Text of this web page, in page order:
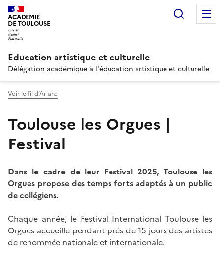
ACADÉMIE
DE TOULOUSE
Education artistique et culturelle
Délégation académique à l'éducation artistique et culturelle
Voir le fil d’Ariane
Toulouse les Orgues |
Festival
Dans le cadre de leur Festival 2025, Toulouse les
Orgues propose des temps forts adaptés à un public
de collégiens.
Chaque année, le Festival International Toulouse les
Orgues accueille pendant prés de 15 jours des artistes
de renommée nationale et internationale.